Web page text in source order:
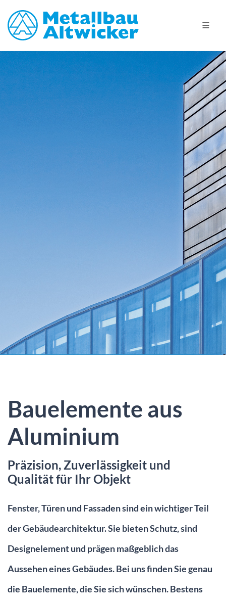
Bauelemente aus
Aluminium
Präzision, Zuverlässigkeit und
Qualität für Ihr Objekt
Fenster, Türen und Fassaden sind ein wichtiger Teil
der Gebäudearchitektur. Sie bieten Schutz, sind
Designelement und prägen maßgeblich das
Aussehen eines Gebäudes. Bei uns finden Sie genau
die Bauelemente, die Sie sich wünschen. Bestens